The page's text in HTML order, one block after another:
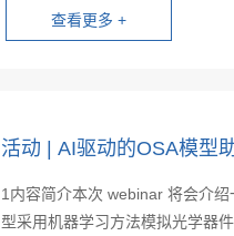
活动 | AI驱动的OSA模型
1内容简介本次 webinar 将会介
型采用机器学习方法模拟光学器